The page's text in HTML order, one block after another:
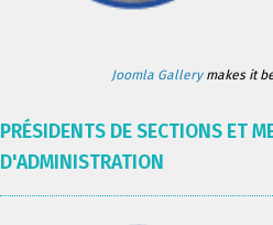
Joomla Gallerymakes it
PRÉSIDENTS DE SECTIONS ET
D'ADMINISTRATION